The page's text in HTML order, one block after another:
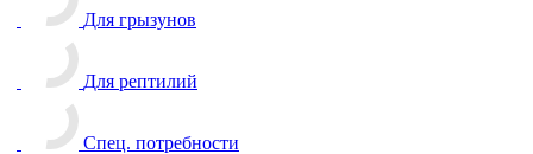
Для грызунов
Для рептилий
Спец. потребности